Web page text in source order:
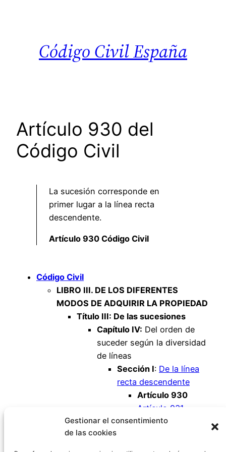
Gestionar el consentimiento
de las cookies
Código Civil España
Artículo 930 del
Código Civil
La sucesión corresponde en
primer lugar a la línea recta
descendente.
Artículo 930 Código Civil
Código Civil
LIBRO III. DE LOS DIFERENTES
MODOS DE ADQUIRIR LA PROPIEDAD
Título III: De las sucesiones
Capítulo IV: Del orden de
suceder según la diversidad
de líneas
Sección I: De la línea
recta descendente
Artículo 930
Artículo 931
Artículo 932